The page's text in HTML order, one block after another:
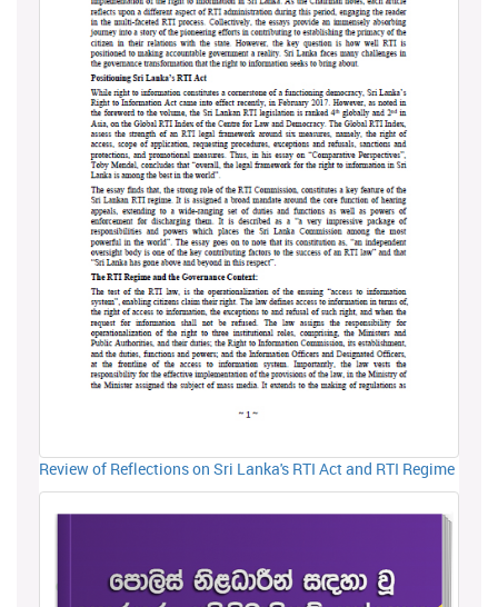
Review of Reflections on Sri Lanka's RTI Act and RTI Regime